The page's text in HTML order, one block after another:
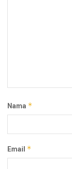
Nama *
Email *